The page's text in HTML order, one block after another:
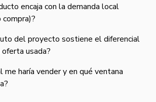
encaja con la demanda local
compra)?
del proyecto sostiene el diferencial
usada?
me haría vender y en qué ventana